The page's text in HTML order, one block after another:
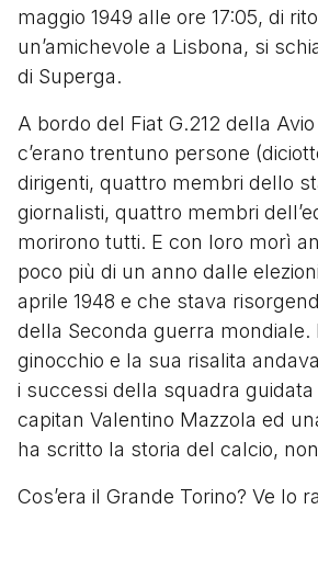
maggio 1949 alle ore 17:05, di
un’amichevole a Lisbona, si
di Superga.
A bordo del Fiat G.212 della
c’erano trentuno persone
dirigenti, quattro membri dello
giornalisti, quattro membri
morirono tutti. E con loro morì
poco più di un anno dalle
aprile 1948 e che stava
della Seconda guerra mondiale.
ginocchio e la sua risalita
i successi della squadra guidata
capitan Valentino Mazzola ed
ha scritto la storia del calcio,
Cos’era il Grande Torino? Ve lo